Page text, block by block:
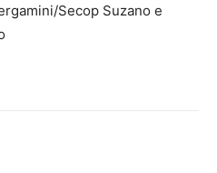
Secop Suzano e